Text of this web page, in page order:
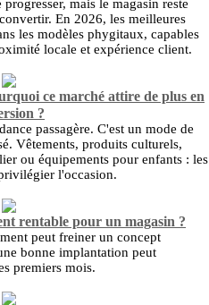
mais le magasin reste
En 2026, les meilleures
les modèles phygitaux, capables
locale et expérience client.
ce marché attire de plus en
?
passagère. C'est un mode de
Vêtements, produits culturels,
ou équipements pour enfants : les
l'occasion.
rentable pour un magasin ?
peut freiner un concept
bonne implantation peut
premiers mois.